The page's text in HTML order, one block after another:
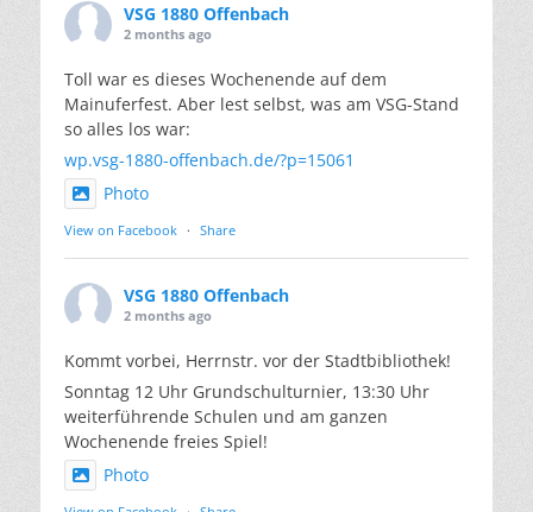
VSG 1880 Offenbach
2 months ago
Toll war es dieses Wochenende auf dem
Mainuferfest. Aber lest selbst, was am VSG-Stand
so alles los war:
wp.vsg-1880-offenbach.de/?p=15061
Photo
View on Facebook · Share
VSG 1880 Offenbach
2 months ago
Kommt vorbei, Herrnstr. vor der Stadtbibliothek!
Sonntag 12 Uhr Grundschulturnier, 13:30 Uhr
weiterführende Schulen und am ganzen
Wochenende freies Spiel!
Photo